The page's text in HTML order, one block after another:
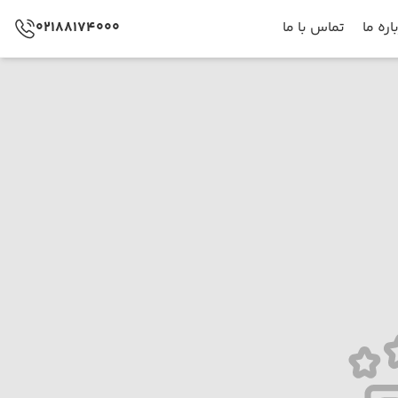
ما تماس با ما 02188174000